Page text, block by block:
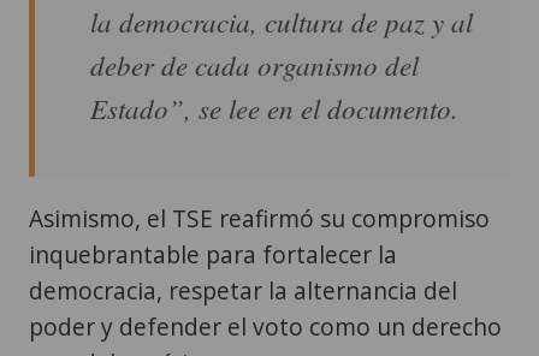
la democracia, cultura de paz y al
deber de cada organismo del
Estado”, se lee en el documento.
Asimismo, el TSE reafirmó su compromiso
inquebrantable para fortalecer la
democracia, respetar la alternancia del
poder y defender el voto como un derecho